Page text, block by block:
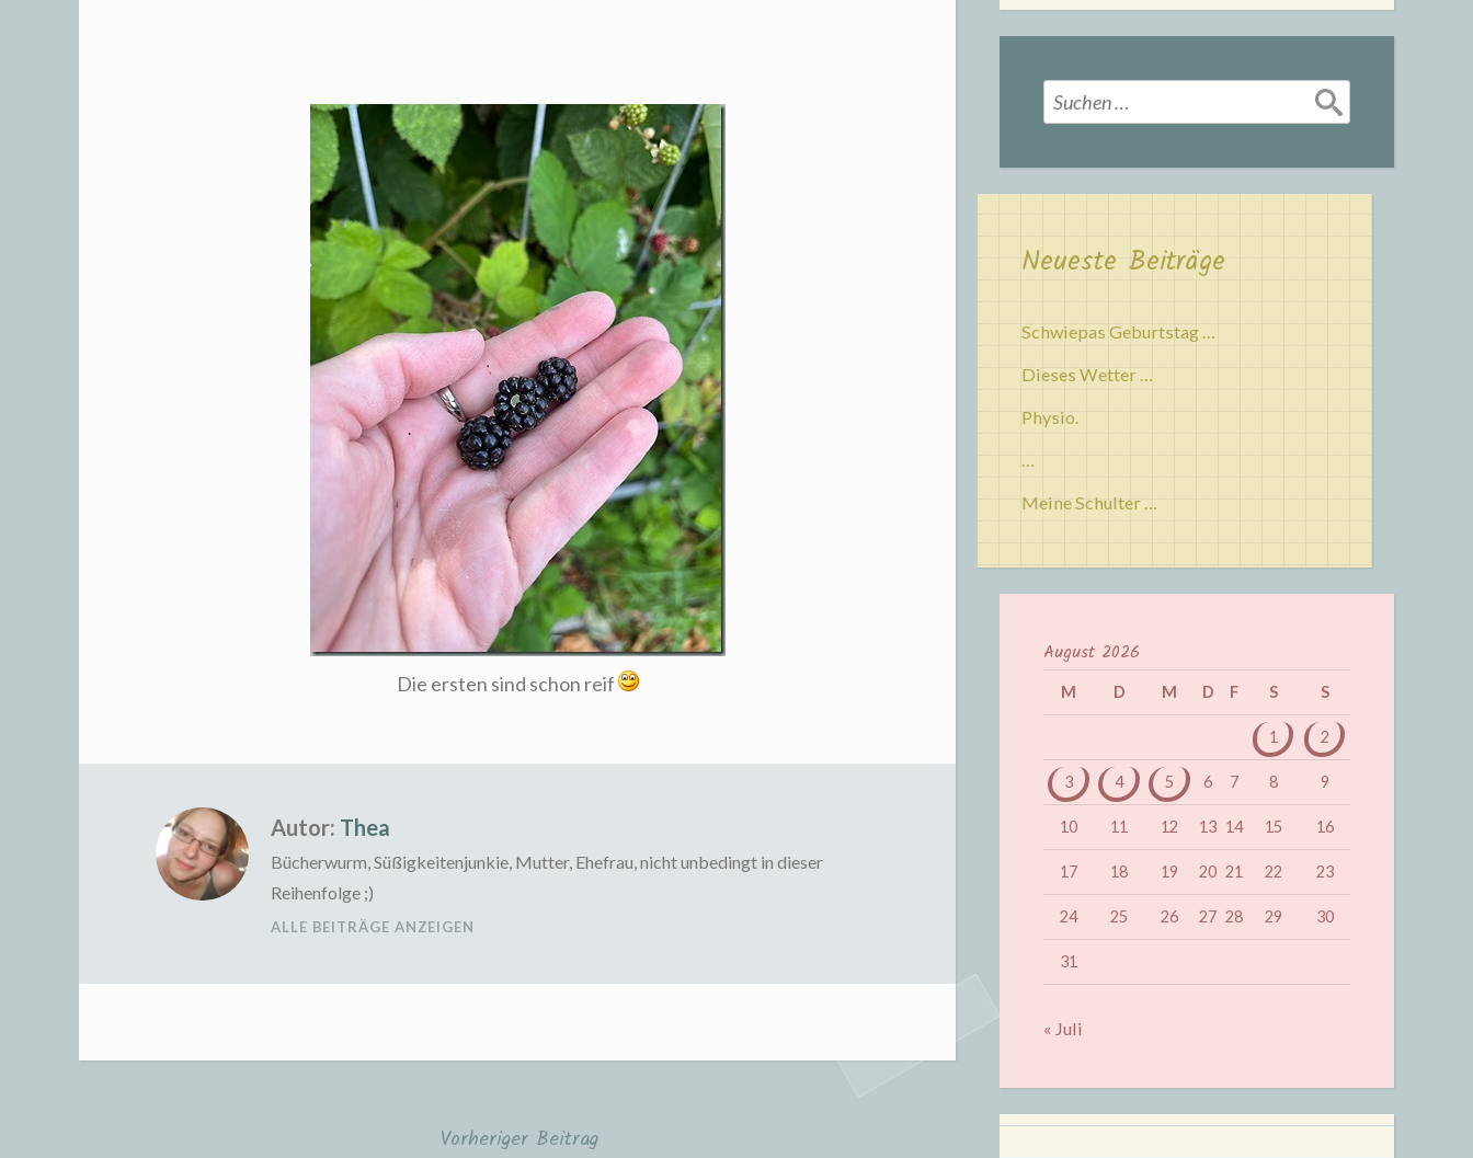
Die ersten sind schon reif
Autor: Thea
Bücherwurm, Süßigkeitenjunkie, Mutter, Ehefrau, nicht unbedingt in dieser
Reihenfolge ;)
ALLE BEITRÄGE ANZEIGEN
Vorheriger Beitrag
Suchen
nach:
Neueste Beiträge
Schwiepas Geburtstag …
Dieses Wetter …
Physio.
…
Meine Schulter …
August 2026
M D M D F S S
1 2
3 4 5 6 7 8 9
10 11 12 13 14 15 16
17 18 19 20 21 22 23
24 25 26 27 28 29 30
31
« Juli